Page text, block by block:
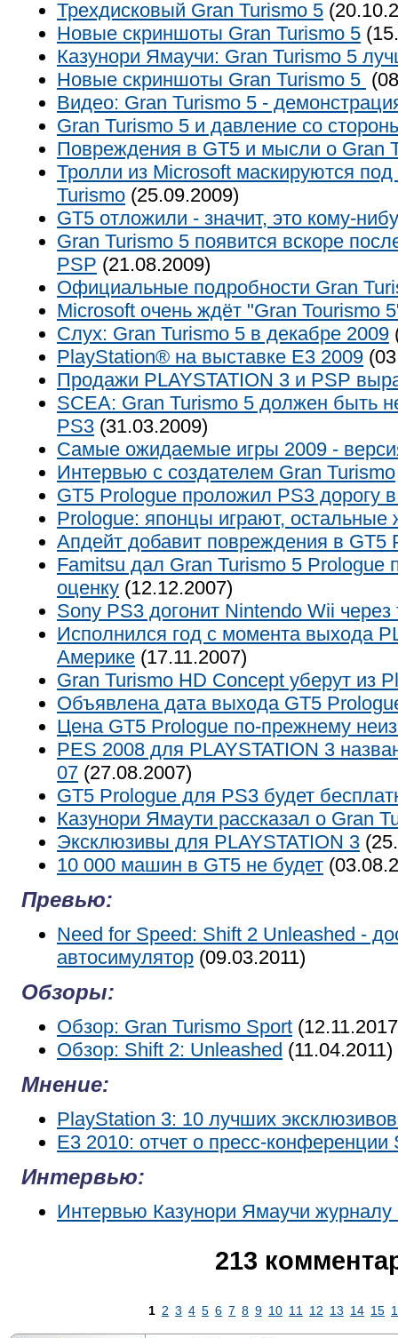
Трехдисковый Gran Turismo 5
Новые скриншоты Gran Turismo 5
Казунори Ямаучи: Gran Turismo 5
Новые скриншоты Gran Turismo 5
Видео: Gran Turismo 5 -
Gran Turismo 5 и давление со
Повреждения в GT5 и мысли о Gran
Тролли из Microsoft маскируются
Turismo (25.09.2009)
GT5 отложили - значит, это кому-
Gran Turismo 5 появится вскоре
PSP (21.08.2009)
Официальные подробности Gran
Microsoft очень ждёт "Gran Tourismo
Слух: Gran Turismo 5 в декабре 2009
PlayStation® на выставке E3 2009
Продажи PLAYSTATION 3 и PSP
SCEA: Gran Turismo 5 должен быть
PS3 (31.03.2009)
Самые ожидаемые игры 2009 -
Интервью с создателем Gran Turismo
GT5 Prologue проложил PS3 дорогу
Prologue: японцы играют, остальные
Апдейт добавит повреждения в GT5
Famitsu дал Gran Turismo 5 Prologue
оценку (12.12.2007)
Sony PS3 догонит Nintendo Wii через
Исполнился год с момента выхода
Америке (17.11.2007)
Gran Turismo HD Concept уберут из
Объявлена дата выхода GT5
Цена GT5 Prologue по-прежнему
PES 2008 для PLAYSTATION 3
07 (27.08.2007)
GT5 Prologue для PS3 будет
Казунори Ямаути рассказал о Gran
Эксклюзивы для PLAYSTATION 3
10 000 машин в GT5 не будет
Превью:
Need for Speed: Shift 2 Unleashed -
автосимулятор (09.03.2011)
Обзоры:
Обзор: Gran Turismo Sport
Обзор: Shift 2: Unleashed (11.04.2011)
Мнение:
PlayStation 3: 10 лучших
E3 2010: отчет о пресс-конференции
Интервью:
Интервью Казунори Ямаучи журналу
213
1 2 3 4 5 6 7 8 9 10 11 12 13 14 15